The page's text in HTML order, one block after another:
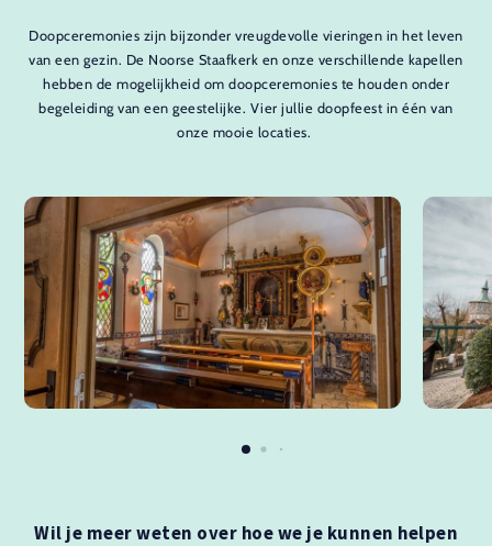
Doopceremonies zijn bijzonder vreugdevolle vieringen in het leven
van een gezin. De Noorse Staafkerk en onze verschillende kapellen
hebben de mogelijkheid om doopceremonies te houden onder
begeleiding van een geestelijke. Vier jullie doopfeest in één van
onze mooie locaties.
Wil je meer weten over hoe we je kunnen helpen